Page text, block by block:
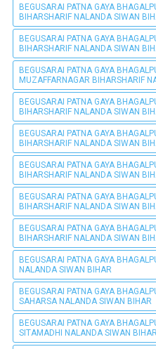
BEGUSARAI PATNA GAYA
BIHARSHARIF NALANDA SIWAN
BEGUSARAI PATNA GAYA
BIHARSHARIF NALANDA SIWAN
BEGUSARAI PATNA GAYA
MUZAFFARNAGAR BIHARSHARIF
BEGUSARAI PATNA GAYA
BIHARSHARIF NALANDA SIWAN
BEGUSARAI PATNA GAYA
BIHARSHARIF NALANDA SIWAN
BEGUSARAI PATNA GAYA
BIHARSHARIF NALANDA SIWAN
BEGUSARAI PATNA GAYA
BIHARSHARIF NALANDA SIWAN
BEGUSARAI PATNA GAYA
BIHARSHARIF NALANDA SIWAN
BEGUSARAI PATNA GAYA
NALANDA SIWAN BIHAR
BEGUSARAI PATNA GAYA
SAHARSA NALANDA SIWAN BIHAR
BEGUSARAI PATNA GAYA
SITAMADHI NALANDA SIWAN BIHAR